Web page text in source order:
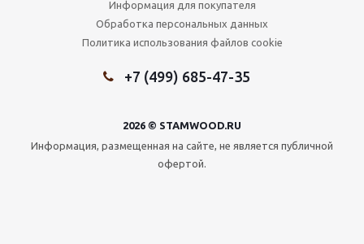
Информация для покупателя
Обработка персональных данных
Политика использования файлов cookie
+7 (499) 685-47-35
2026 © STAMWOOD.RU
Информация, размещенная на сайте, не является публичной
офертой.